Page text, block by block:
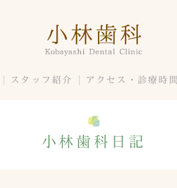
スタッフ紹介 アクセス・診療時間
小林歯科日記